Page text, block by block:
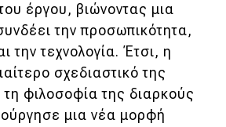
έργου, βιώνοντας μια
την προσωπικότητα,
την τεχνολογία. Έτσι, η
σχεδιαστικό της
φιλοσοφία της διαρκούς
μια νέα μορφή